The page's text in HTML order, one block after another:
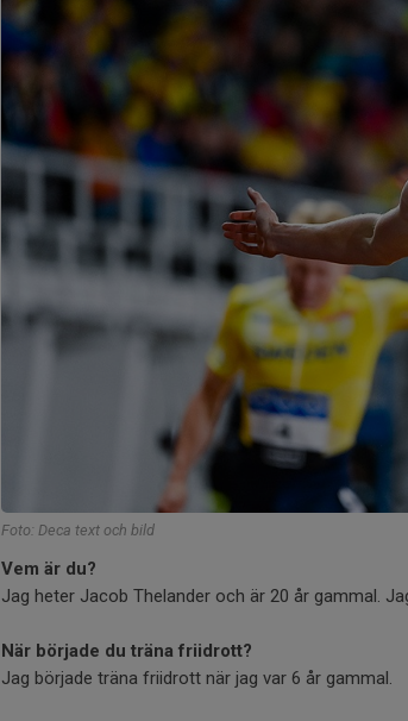
Foto: Deca text och bild
Vem är du?
Jag heter Jacob Thelander och är 20 år gammal.
När började du träna friidrott?
Jag började träna friidrott när jag var 6 år gammal.